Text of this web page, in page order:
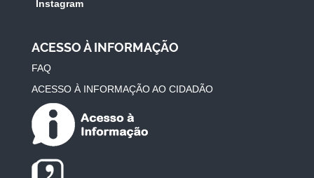
Instagram
ACESSO À INFORMAÇÃO
FAQ
ACESSO À INFORMAÇÃO AO CIDADÃO